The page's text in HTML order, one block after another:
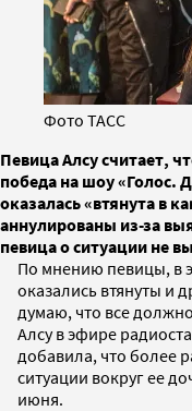
Фото ТАСС
Певица Алсу считает,
победа на шоу «Голос.
оказалась «втянута в
аннулированы из-за
певица о ситуации не
По мнению певицы, в
оказались втянуты и
думаю, что все
Алсу в эфире
добавила, что более
ситуации вокруг ее
июня.